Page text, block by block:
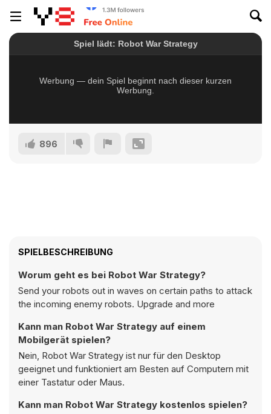
896
SPIELBESCHREIBUNG
Worum geht es bei Robot War Strategy?
Send your robots out in waves on certain paths to attack
the incoming enemy robots. Upgrade and more
Kann man Robot War Strategy auf einem
Mobilgerät spielen?
Nein, Robot War Strategy ist nur für den Desktop
geeignet und funktioniert am Besten auf Computern mit
einer Tastatur oder Maus.
Kann man Robot War Strategy kostenlos spielen?